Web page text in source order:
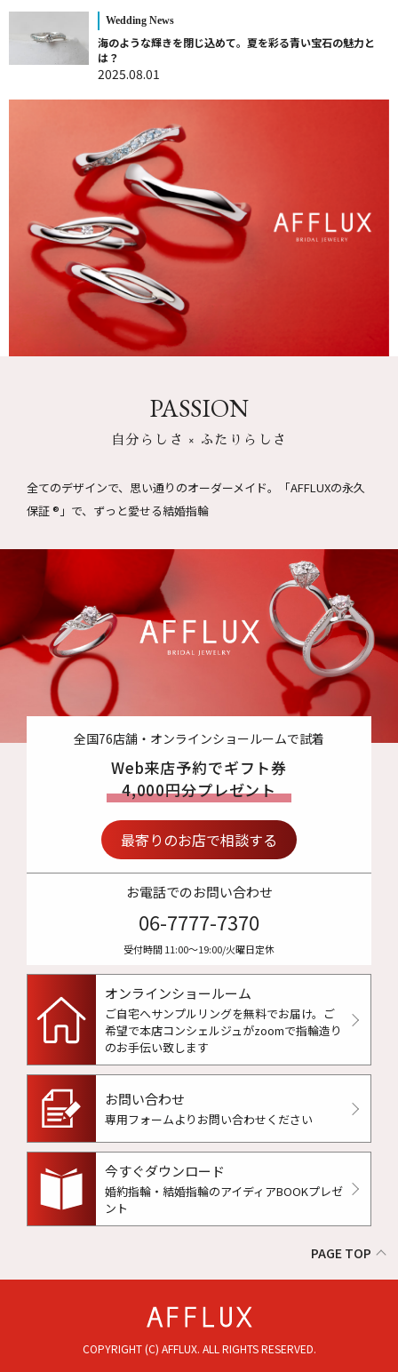
Wedding News
海のような輝きを閉じ込めて。夏を彩る青い宝石の魅力と
は？
2025.08.01
PASSION
自分らしさ × ふたりらしさ
全てのデザインで、思い通りのオーダーメイド。
「AFFLUXの永久
保証 ®」で、ずっと愛せる結婚指輪
全国76店舗・オンラインショールームで試着
Web来店予約でギフト券
4,000円分プレゼント
最寄りのお店で相談する
お電話でのお問い合わせ
06-7777-7370
受付時間 11:00〜19:00/火曜日定休
オンラインショールーム
ご自宅へサンプルリングを無料でお届け。 ご
希望で本店コンシェルジュがzoomで指輪造り
のお手伝い致します
お問い合わせ
専用フォームよりお問い合わせください
今すぐダウンロード
婚約指輪・結婚指輪のアイディアBOOKプレゼ
ント
PAGE TOP
COPYRIGHT (C) AFFLUX. ALL RIGHTS RESERVED.